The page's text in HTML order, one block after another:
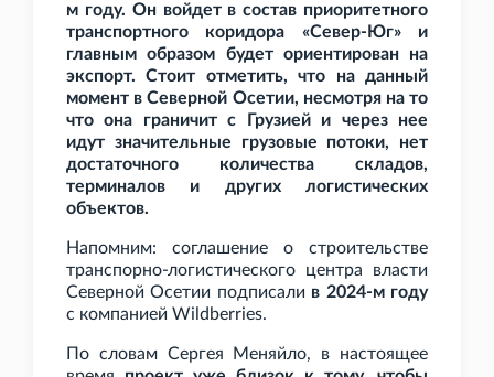
м году. Он войдет в состав приоритетного
транспортного коридора «Север-Юг» и
главным образом будет ориентирован на
экспорт. Стоит отметить, что на данный
момент в Северной Осетии, несмотря на то
что она граничит с Грузией и через нее
идут значительные грузовые потоки, нет
достаточного количества складов,
терминалов и других логистических
объектов.
Напомним: соглашение о строительстве
транспорно-логистического центра власти
Северной Осетии подписали в 2024-м году
с компанией Wildberries.
По словам Сергея Меняйло, в настоящее